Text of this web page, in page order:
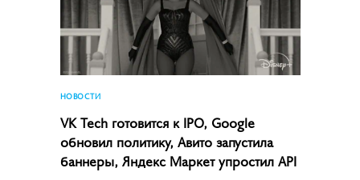
НОВОСТИ
VK Tech готовится к IPO, Google
обновил политику, Авито запустила
баннеры, Яндекс Маркет упростил API